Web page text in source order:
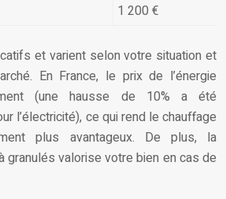
1 200 €
et varient selon votre situation et
En France, le prix de l’énergie
(une hausse de 10% a été
l’électricité), ce qui rend le chauffage
plus avantageux. De plus, la
granulés valorise votre bien en cas de